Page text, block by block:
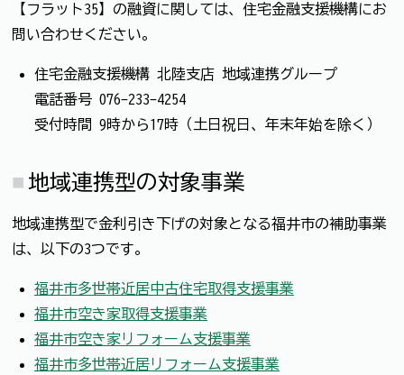
【フラット35】の融資に関しては、住宅金融支援機構にお
問い合わせください。
住宅金融支援機構 北陸支店 地域連携グループ
電話番号 076-233-4254
受付時間 9時から17時（土日祝日、年末年始を除く）
地域連携型の対象事業
地域連携型で金利引き下げの対象となる福井市の補助事業
は、以下の3つです。
福井市多世帯近居中古住宅取得支援事業
福井市空き家取得支援事業
福井市空き家リフォーム支援事業
福井市多世帯近居リフォーム支援事業